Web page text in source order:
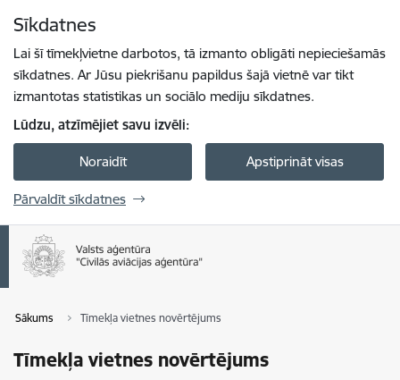
Sīkdatnes
Lai šī tīmekļvietne darbotos, tā izmanto obligāti nepieciešamās
sīkdatnes. Ar Jūsu piekrišanu papildus šajā vietnē var tikt
izmantotas statistikas un sociālo mediju sīkdatnes.
Lūdzu, atzīmējiet savu izvēli:
Noraidīt Apstiprināt visas
Pārvaldīt sīkdatnes
Sākums Tīmekļa vietnes novērtējums
Tīmekļa vietnes novērtējums